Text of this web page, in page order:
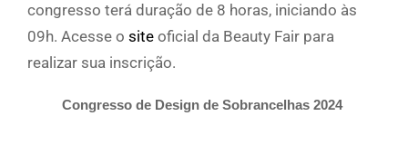
congresso terá duração de 8 horas, iniciando às
09h. Acesse o site oficial da Beauty Fair para
realizar sua inscrição.
Congresso de Design de Sobrancelhas 2024